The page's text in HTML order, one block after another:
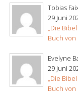
Tobias
29 Juni
„Die
Buch von
Evelyne
29 Juni
„Die
Buch von